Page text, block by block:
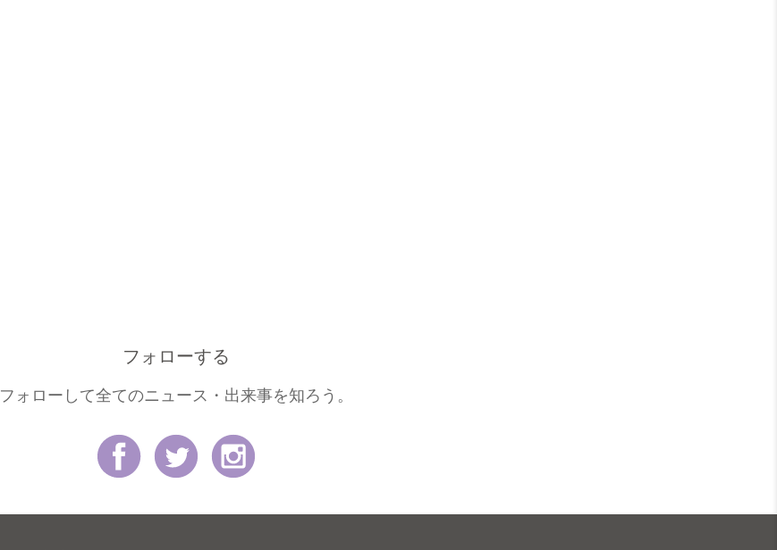
フォローする
フォローして全てのニュース・出来事を知ろう。